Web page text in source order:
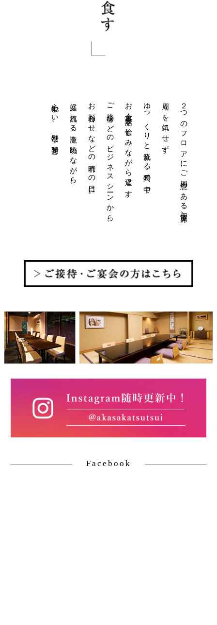
２つのフロアにご用意のある個室席。
周りを気にせず、
ゆっくりと流れる時間の中で
お食事・会話を愉しみながら過ごす。
ご接待などのビジネスシーンから、
お顔合わせなどの晴れの日に。
庭に流れる滝を眺めながら、
心地よい、特別な時間を。
Facebook